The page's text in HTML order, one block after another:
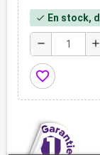
check En stock,
remove add
favorite_border